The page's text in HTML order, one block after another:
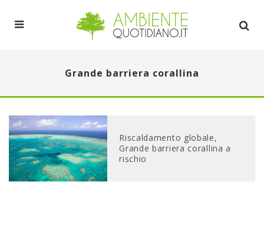
Grande barriera corallina
Riscaldamento globale,
Grande barriera corallina a
rischio